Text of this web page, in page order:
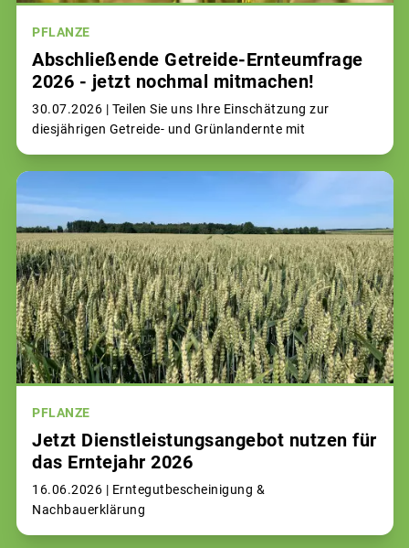
PFLANZE
Abschließende Getreide-Ernteumfrage
2026 - jetzt nochmal mitmachen!
30.07.2026 | Teilen Sie uns Ihre Einschätzung zur
diesjährigen Getreide- und Grünlandernte mit
PFLANZE
Jetzt Dienstleistungsangebot nutzen für
das Erntejahr 2026
16.06.2026 | Erntegutbescheinigung &
Nachbauerklärung